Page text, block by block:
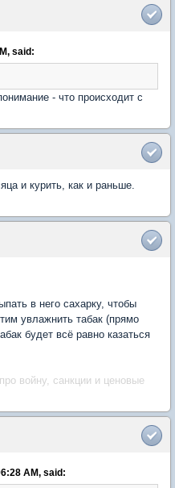
said:
- что происходит с
и курить, как и раньше.
в него сахарку, чтобы
увлажнить табак (прямо
будет всё равно казаться
войну, санкции и ценовые
AM, said: